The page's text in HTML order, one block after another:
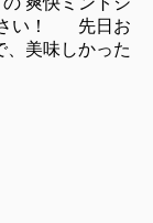
さい！ 先日お
、美味しかった